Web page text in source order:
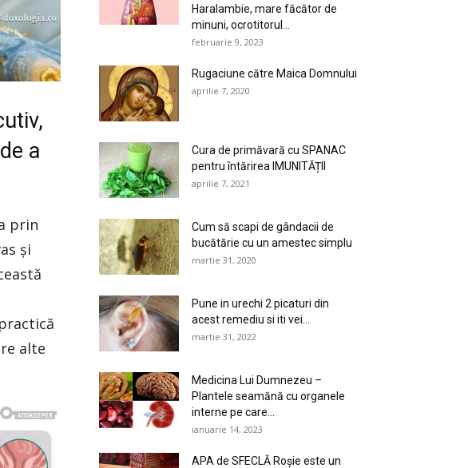
a
prin
şi
alte
Haralambie, mare făcător de
minuni, ocrotitorul...
februarie 9, 2023
Rugaciune către Maica Domnului
aprilie 7, 2020
Cura de primăvară cu SPANAC
pentru întărirea IMUNITĂȚII
aprilie 7, 2021
Cum să scapi de gândacii de
bucătărie cu un amestec simplu
martie 31, 2020
Pune in urechi 2 picaturi din
acest remediu si iti vei...
martie 31, 2022
Medicina Lui Dumnezeu –
Plantele seamănă cu organele
interne pe care...
ianuarie 14, 2023
APA de SFECLĂ Roşie este un